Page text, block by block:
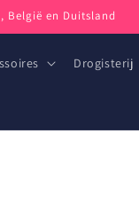
België en Duitsland
Drogisterij